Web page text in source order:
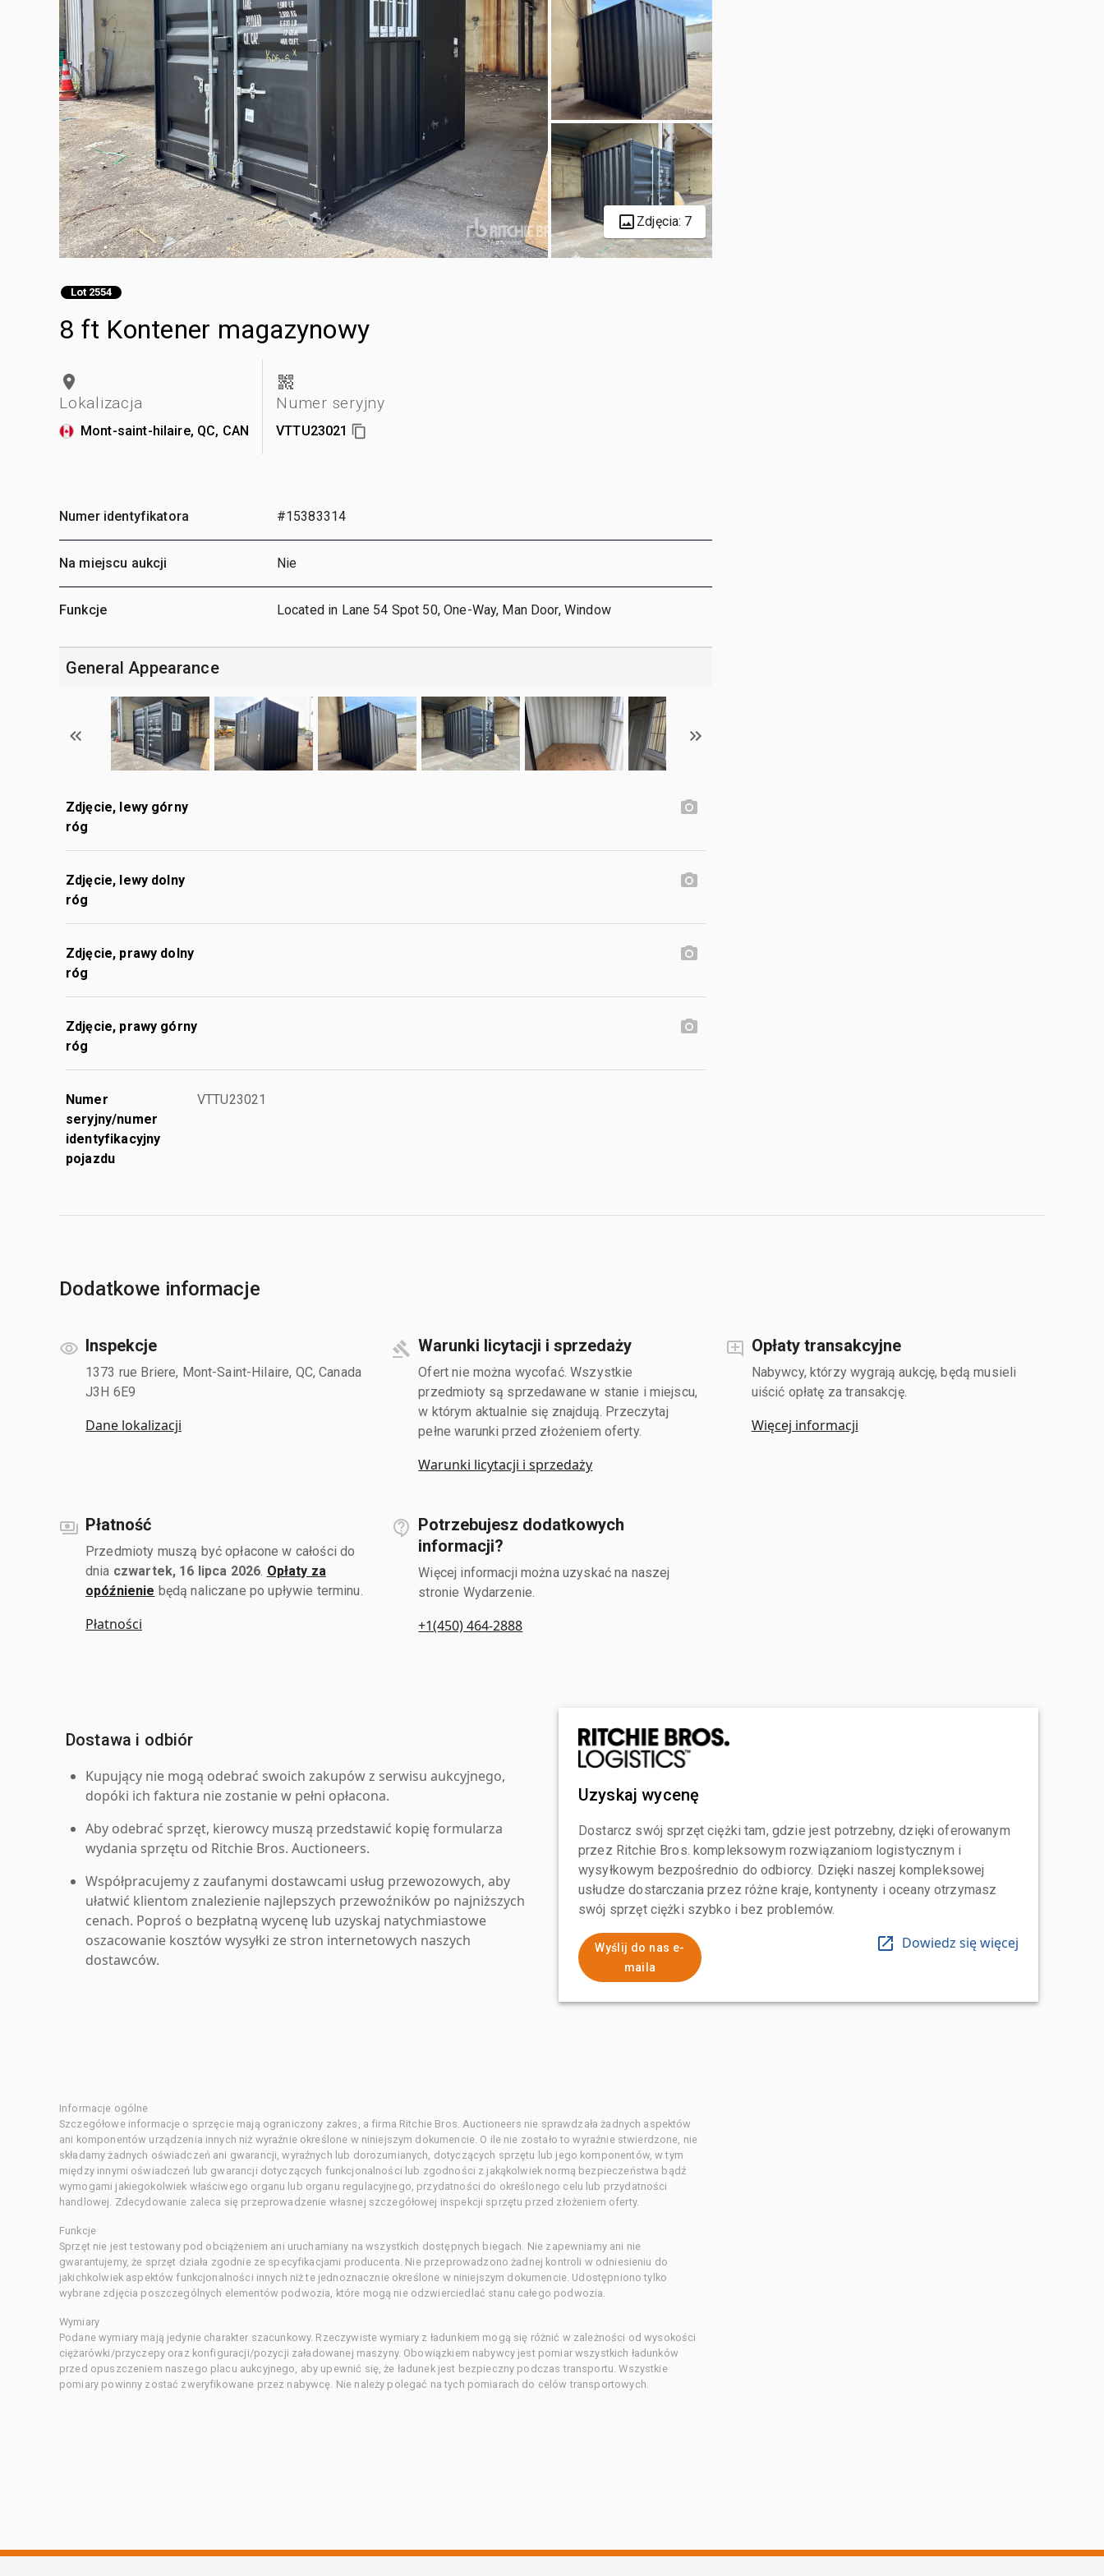
Zdjęcia: 7
Lot 2554
8 ft Kontener magazynowy
Lokalizacja
Mont-saint-hilaire, QC, CAN
Numer seryjny
VTTU23021
Numer identyfikatora #15383314
Na miejscu aukcji Nie
Funkcje Located in Lane 54 Spot 50, One-Way, Man Door, Window
General Appearance
Zdjęcie, lewy górny
róg
Zdjęcie, lewy dolny
róg
Zdjęcie, prawy dolny
róg
Zdjęcie, prawy górny
róg
Numer
seryjny/numer
identyfikacyjny
pojazdu
VTTU23021
Dodatkowe informacje
Inspekcje
1373 rue Briere, Mont-Saint-Hilaire, QC, Canada
J3H 6E9
Dane lokalizacji
Warunki licytacji i sprzedaży
Ofert nie można wycofać. Wszystkie
przedmioty są sprzedawane w stanie i miejscu,
w którym aktualnie się znajdują. Przeczytaj
pełne warunki przed złożeniem oferty.
Warunki licytacji i sprzedaży
Opłaty transakcyjne
Nabywcy, którzy wygrają aukcję, będą musieli
uiścić opłatę za transakcję.
Więcej informacji
Płatność
Przedmioty muszą być opłacone w całości do
dnia czwartek, 16 lipca 2026 Opłaty za
opóźnienie będą naliczane po upływie terminu.
Płatności
Potrzebujesz dodatkowych
informacji?
Więcej informacji można uzyskać na naszej
stronie Wydarzenie.
+1(450) 464-2888
Dostawa i odbiór
Kupujący nie mogą odebrać swoich zakupów z serwisu aukcyjnego,
dopóki ich faktura nie zostanie w pełni opłacona.
Aby odebrać sprzęt, kierowcy muszą przedstawić kopię formularza
wydania sprzętu od Ritchie Bros. Auctioneers.
Współpracujemy z zaufanymi dostawcami usług przewozowych, aby
ułatwić klientom znalezienie najlepszych przewoźników po najniższych
cenach. Poproś o bezpłatną wycenę lub uzyskaj natychmiastowe
oszacowanie kosztów wysyłki ze stron internetowych naszych
dostawców.
Uzyskaj wycenę
Dostarcz swój sprzęt ciężki tam, gdzie jest potrzebny, dzięki oferowanym
przez Ritchie Bros. kompleksowym rozwiązaniom logistycznym i
wysyłkowym bezpośrednio do odbiorcy. Dzięki naszej kompleksowej
usłudze dostarczania przez różne kraje, kontynenty i oceany otrzymasz
swój sprzęt ciężki szybko i bez problemów.
Wyślij do nas e-
maila
Dowiedz się więcej
Informacje ogólne
Szczegółowe informacje o sprzęcie mają ograniczony zakres, a firma Ritchie Bros. Auctioneers nie sprawdzała żadnych aspektów
ani komponentów urządzenia innych niż wyraźnie określone w niniejszym dokumencie. O ile nie zostało to wyraźnie stwierdzone, nie
składamy żadnych oświadczeń ani gwarancji, wyraźnych lub dorozumianych, dotyczących sprzętu lub jego komponentów, w tym
między innymi oświadczeń lub gwarancji dotyczących funkcjonalności lub zgodności z jakąkolwiek normą bezpieczeństwa bądź
wymogami jakiegokolwiek właściwego organu lub organu regulacyjnego, przydatności do określonego celu lub przydatności
handlowej. Zdecydowanie zaleca się przeprowadzenie własnej szczegółowej inspekcji sprzętu przed złożeniem oferty.
Funkcje
Sprzęt nie jest testowany pod obciążeniem ani uruchamiany na wszystkich dostępnych biegach. Nie zapewniamy ani nie
gwarantujemy, że sprzęt działa zgodnie ze specyfikacjami producenta. Nie przeprowadzono żadnej kontroli w odniesieniu do
jakichkolwiek aspektów funkcjonalności innych niż te jednoznacznie określone w niniejszym dokumencie. Udostępniono tylko
wybrane zdjęcia poszczególnych elementów podwozia, które mogą nie odzwierciedlać stanu całego podwozia.
Wymiary
Podane wymiary mają jedynie charakter szacunkowy. Rzeczywiste wymiary z ładunkiem mogą się różnić w zależności od wysokości
ciężarówki/przyczepy oraz konfiguracji/pozycji załadowanej maszyny. Obowiązkiem nabywcy jest pomiar wszystkich ładunków
przed opuszczeniem naszego placu aukcyjnego, aby upewnić się, że ładunek jest bezpieczny podczas transportu. Wszystkie
pomiary powinny zostać zweryfikowane przez nabywcę. Nie należy polegać na tych pomiarach do celów transportowych.